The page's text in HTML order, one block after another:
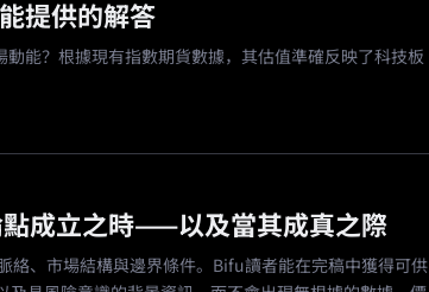
提供的解答
能？根據現有指數期貨數據，其估值準確反映了科技板
成立之時——以及當其成真之際
絡、市場結構與邊界條件。Bifu讀者能在完稿中獲得可供